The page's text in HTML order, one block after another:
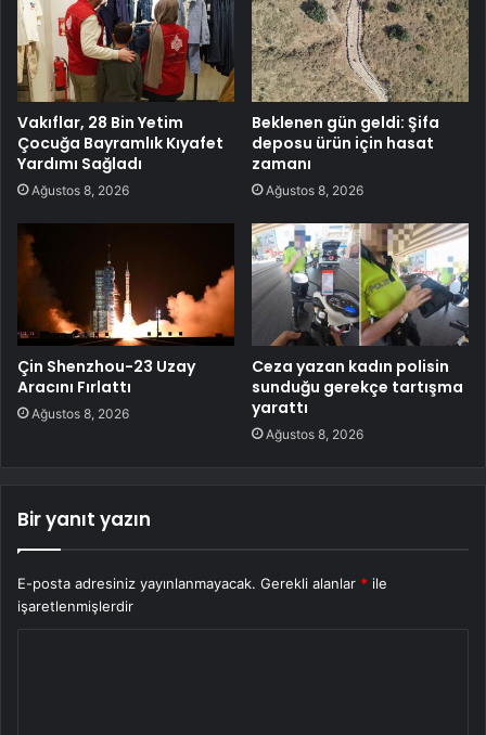
Vakıflar, 28 Bin Yetim
Çocuğa Bayramlık Kıyafet
Yardımı Sağladı
Ağustos 8, 2026
Beklenen gün geldi: Şifa
deposu ürün için hasat
zamanı
Ağustos 8, 2026
Çin Shenzhou-23 Uzay
Aracını Fırlattı
Ağustos 8, 2026
Ceza yazan kadın polisin
sunduğu gerekçe tartışma
yarattı
Ağustos 8, 2026
Bir yanıt yazın
E-posta adresiniz yayınlanmayacak. Gerekli alanlar * ile
işaretlenmişlerdir